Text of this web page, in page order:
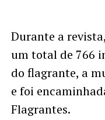
Durante a
um total de 766
do flagrante, a
e foi
Flagrantes.